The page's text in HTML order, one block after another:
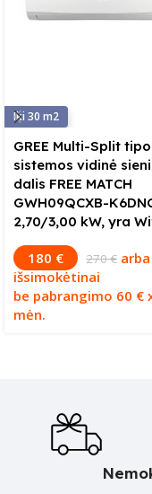
30
GREE Multi-Split tipo
sistemos vidinė
dalis FREE MATCH
GWH09QCXB-
2,70/3,00 kW, yra
180 € 270 € arba
išsimokėtinai
be pabrangimo 60 €
mėn.